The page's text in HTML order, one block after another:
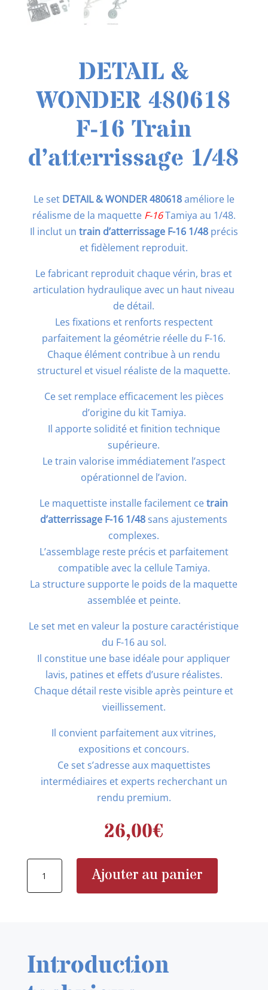
DETAIL &
WONDER 480618
F-16 Train
d’atterrissage 1/48
Le set DETAIL & WONDER 480618améliore le
réalisme de la maquette F-16Tamiya au 1/48.
Il inclut un train d’atterrissage F-16 1/48précis
et fidèlement reproduit.
Le fabricant reproduit chaque vérin, bras et
articulation hydraulique avec un haut niveau
de détail.
Les fixations et renforts respectent
parfaitement la géométrie réelle du F-16.
Chaque élément contribue à un rendu
structurel et visuel réaliste de la maquette.
Ce set remplace efficacement les pièces
d’origine du kit Tamiya.
Il apporte solidité et finition technique
supérieure.
Le train valorise immédiatement l’aspect
opérationnel de l’avion.
Le maquettiste installe facilement cetrain
d’atterrissage F-16 1/48 sans ajustements
complexes.
L’assemblage reste précis et parfaitement
compatible avec la cellule Tamiya.
La structure supporte le poids de la maquette
assemblée et peinte.
Le set met en valeur la posture caractéristique
du F-16 au sol.
Il constitue une base idéale pour appliquer
lavis, patines et effets d’usure réalistes.
Chaque détail reste visible après peinture et
vieillissement.
Il convient parfaitement aux vitrines,
expositions et concours.
Ce set s’adresse aux maquettistes
intermédiaires et experts recherchant un
rendu premium.
26,00€
Ajouter au panier
Introduction